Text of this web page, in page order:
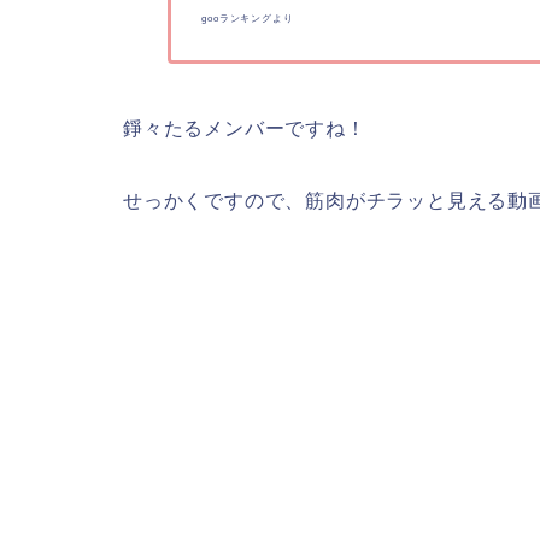
gooランキングより
錚々たるメンバーですね！
せっかくですので、筋肉がチラッと見える動